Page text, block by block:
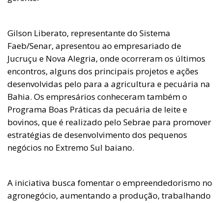
Gilson Liberato, representante do Sistema
Faeb/Senar, apresentou ao empresariado de
Jucruçu e Nova Alegria, onde ocorreram os últimos
encontros, alguns dos principais projetos e ações
desenvolvidas pelo para a agricultura e pecuária na
Bahia. Os empresários conheceram também o
Programa Boas Práticas da pecuária de leite e
bovinos, que é realizado pelo Sebrae para promover
estratégias de desenvolvimento dos pequenos
negócios no Extremo Sul baiano.
A iniciativa busca fomentar o empreendedorismo no
agronegócio, aumentando a produção, trabalhando